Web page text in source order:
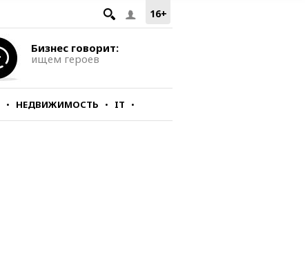
16+
Бизнес говорит:
ищем героев
НЕДВИЖИМОСТЬ IT